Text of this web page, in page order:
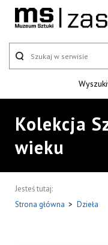
Kolekcja
wieku
Jesteś tutaj:
Strona główna > Dzieła